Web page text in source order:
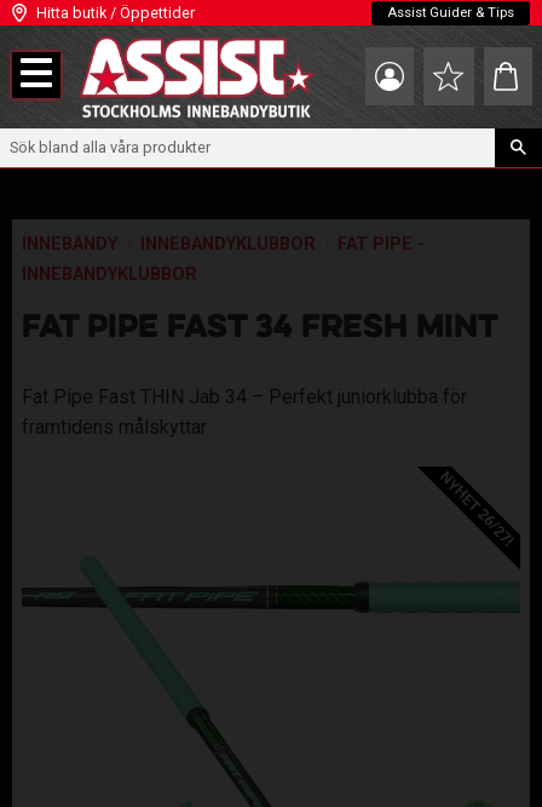
Meny
Hitta butik / Öppettider Assist Guider & Tips
Favoriter
INNEBANDY INNEBANDYKLUBBOR
FAT PIPE -
INNEBANDYKLUBBOR
FAT PIPE FAST 34 FRESH MINT
Fat Pipe Fast THIN Jab 34 – Perfekt juniorklubba för
framtidens målskyttar
NYHET 26/27!